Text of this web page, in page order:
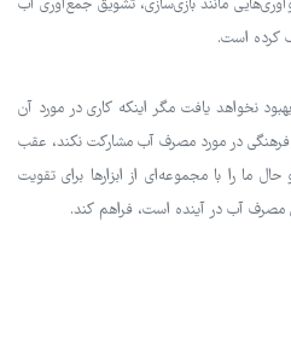
مانند بازی‌سازی، تشویق جمع‌آوری آب
کرده است.
نخواهد یافت مگر اینکه کاری در مورد آن
فرهنگی در مورد مصرف آب مشارکت نکند، عقب
ما را با مجموعه‌ای از ابزارها برای تقویت
آب در آینده است، فراهم کند.